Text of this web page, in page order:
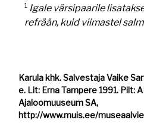
1 Igale värsipaarile
refrään, kuid viimastel
Karula khk. Salvestaja Vaike
e. Lit: Erna Tampere 1991. Pilt:
Ajaloomuuseum SA,
http://www.muis.ee/